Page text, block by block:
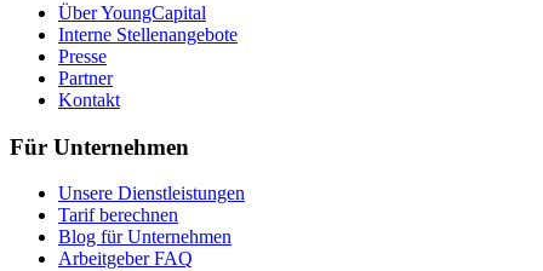
Über YoungCapital
Interne Stellenangebote
Presse
Partner
Kontakt
Für Unternehmen
Unsere Dienstleistungen
Tarif berechnen
Blog für Unternehmen
Arbeitgeber FAQ